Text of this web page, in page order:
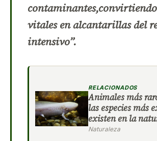
contaminantes,convirtiendo
vitales en alcantarillas del
intensivo”.
RELACIONADOS
Animales más
las especies más
existen en la
Naturaleza